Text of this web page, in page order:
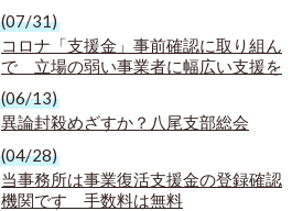
(07/31)
コロナ「支援金」事前確認に取り組ん
で 立場の弱い事業者に幅広い支援を
(06/13)
異論封殺めざすか？八尾支部総会
(04/28)
当事務所は事業復活支援金の登録確認
機関です 手数料は無料